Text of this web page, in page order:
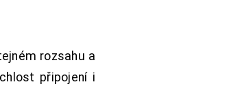
rozsahu a
připojení i